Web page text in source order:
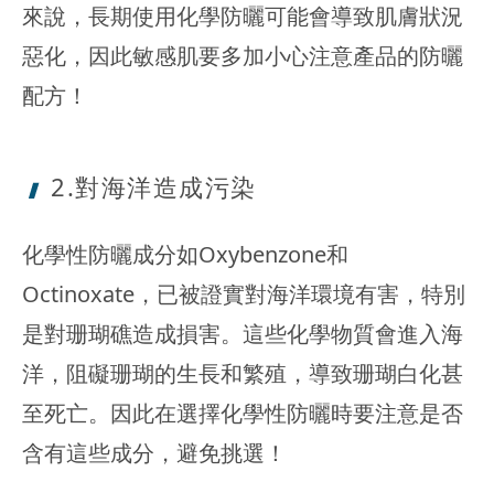
來說，長期使用化學防曬可能會導致肌膚狀況
惡化，因此敏感肌要多加小心注意產品的防曬
配方！
2.對海洋造成污染
化學性防曬成分如Oxybenzone和
Octinoxate，已被證實對海洋環境有害，特別
是對珊瑚礁造成損害。這些化學物質會進入海
洋，阻礙珊瑚的生長和繁殖，導致珊瑚白化甚
至死亡。因此在選擇化學性防曬時要注意是否
含有這些成分，避免挑選！